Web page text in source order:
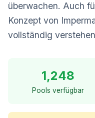
überwachen. Auch
Konzept von
vollständig
1,248
Pools verfügbar